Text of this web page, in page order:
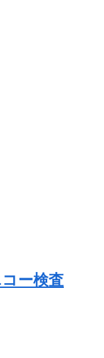
ー検査